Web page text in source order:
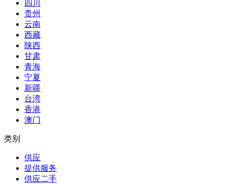
四川
贵州
云南
西藏
陕西
甘肃
青海
宁夏
新疆
台湾
香港
澳门
类别
供应
提供服务
供应二手